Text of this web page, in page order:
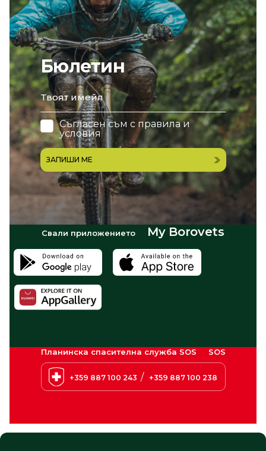
Бюлетин
email
Съгласен съм с правила и
условия
ЗАПИШИ МЕ
Свали приложението My Borovets
Планинска спасителна служба SOS SOS
+359 887 100 243 / +359 887 100 238